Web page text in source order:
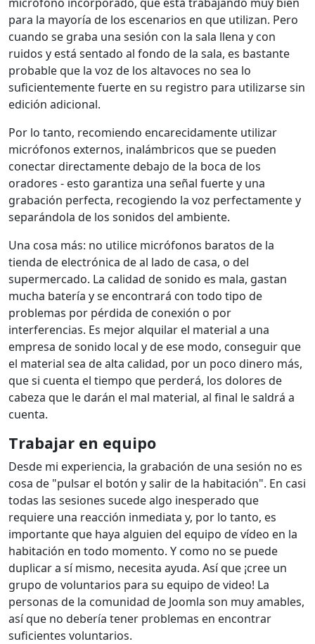
para la mayoría de los escenarios en que utilizan. Pero
cuando se graba una sesión con la sala llena y con
ruidos y está sentado al fondo de la sala, es bastante
probable que la voz de los altavoces no sea lo
suficientemente fuerte en su registro para utilizarse sin
edición adicional.
Por lo tanto, recomiendo encarecidamente utilizar
micrófonos externos, inalámbricos que se pueden
conectar directamente debajo de la boca de los
oradores - esto garantiza una señal fuerte y una
grabación perfecta, recogiendo la voz perfectamente y
separándola de los sonidos del ambiente.
Una cosa más: no utilice micrófonos baratos de la
tienda de electrónica de al lado de casa, o del
supermercado. La calidad de sonido es mala, gastan
mucha batería y se encontrará con todo tipo de
problemas por pérdida de conexión o por
interferencias. Es mejor alquilar el material a una
empresa de sonido local y de ese modo, conseguir que
el material sea de alta calidad, por un poco dinero más,
que si cuenta el tiempo que perderá, los dolores de
cabeza que le darán el mal material, al final le saldrá a
cuenta.
Trabajar en equipo
Desde mi experiencia, la grabación de una sesión no es
cosa de "pulsar el botón y salir de la habitación". En casi
todas las sesiones sucede algo inesperado que
requiere una reacción inmediata y, por lo tanto, es
importante que haya alguien del equipo de vídeo en la
habitación en todo momento. Y como no se puede
duplicar a sí mismo, necesita ayuda. Así que ¡cree un
grupo de voluntarios para su equipo de video! La
personas de la comunidad de Joomla son muy amables,
así que no debería tener problemas en encontrar
suficientes voluntarios.